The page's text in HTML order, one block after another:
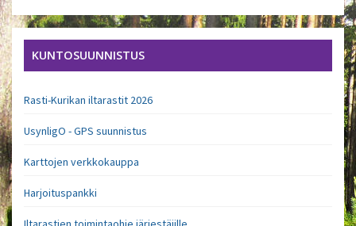
KUNTOSUUNNISTUS
Rasti-Kurikan iltarastit 2026
UsynligO - GPS suunnistus
Karttojen verkkokauppa
Harjoituspankki